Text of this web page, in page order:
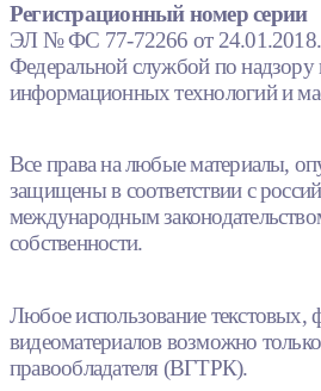
Регистрационный номер серии
ЭЛ № ФС 77-72266 от 24.01.2018.
Федеральной службой по надзору
информационных технологий и
Все права на любые материалы,
защищены в соответствии с
международным
собственности.
Любое использование текстовых,
видеоматериалов возможно только
правообладателя (ВГТРК).